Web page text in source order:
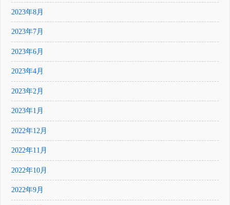
2023年8月
2023年7月
2023年6月
2023年4月
2023年2月
2023年1月
2022年12月
2022年11月
2022年10月
2022年9月